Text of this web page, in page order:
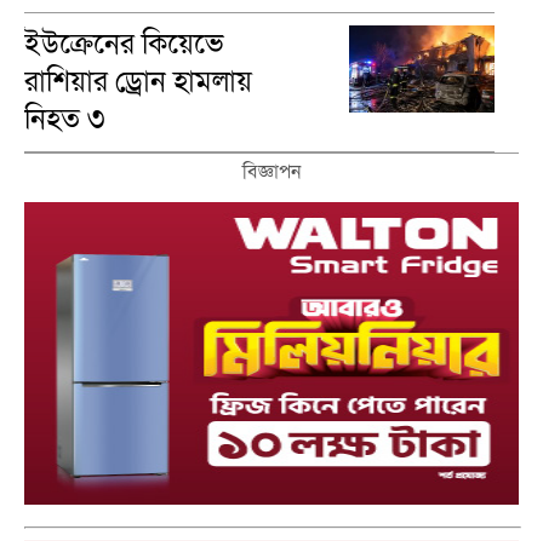
ইউক্রেনের কিয়েভে
রাশিয়ার ড্রোন হামলায়
নিহত ৩
বিজ্ঞাপন